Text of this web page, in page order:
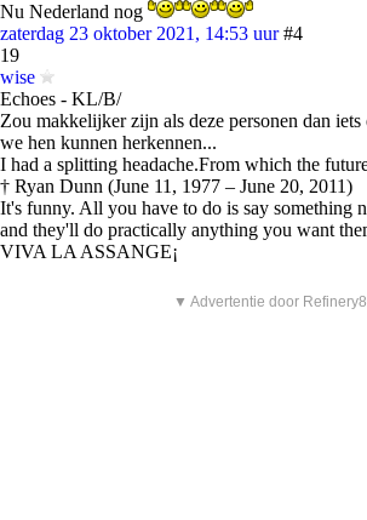
Nu Nederland nog
zaterdag 23 oktober 2021, 14:53 uur #4
19
wise
Echoes - KL/B/
Zou makkelijker zijn als deze personen dan
we hen kunnen herkennen...
I had a splitting headache.From which the
† Ryan Dunn (June 11, 1977 – June 20, 2011)
It's funny. All you have to do is say something
and they'll do practically anything you want
VIVA LA ASSANGE¡
▼ Advertentie door